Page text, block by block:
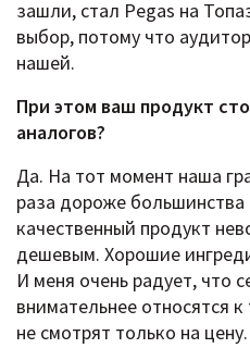
зашли, стал Pegas на
выбор, потому что
нашей.
При этом ваш продукт
аналогов?
Да. На тот момент наша
раза дороже большинства
качественный продукт
дешевым. Хорошие
И меня очень радует, что
внимательнее относятся
не смотрят только на